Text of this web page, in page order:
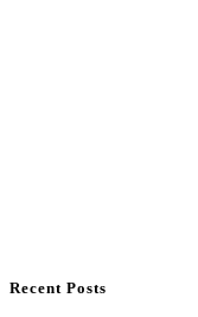
Recent Posts